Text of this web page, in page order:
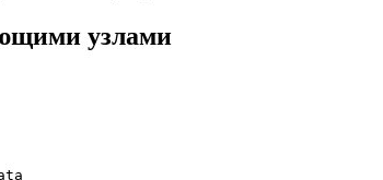
узлами